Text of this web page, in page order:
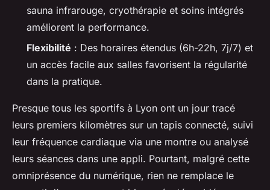
sauna infrarouge, cryothérapie et soins intégrés
améliorent la performance.
Flexibilité : Des horaires étendus (6h-22h, 7j/7) et
un accès facile aux salles favorisent la régularité
dans la pratique.
Presque tous les sportifs à Lyon ont un jour tracé
leurs premiers kilomètres sur un tapis connecté, suivi
leur fréquence cardiaque via une montre ou analysé
leurs séances dans une appli. Pourtant, malgré cette
omniprésence du numérique, rien ne remplace le